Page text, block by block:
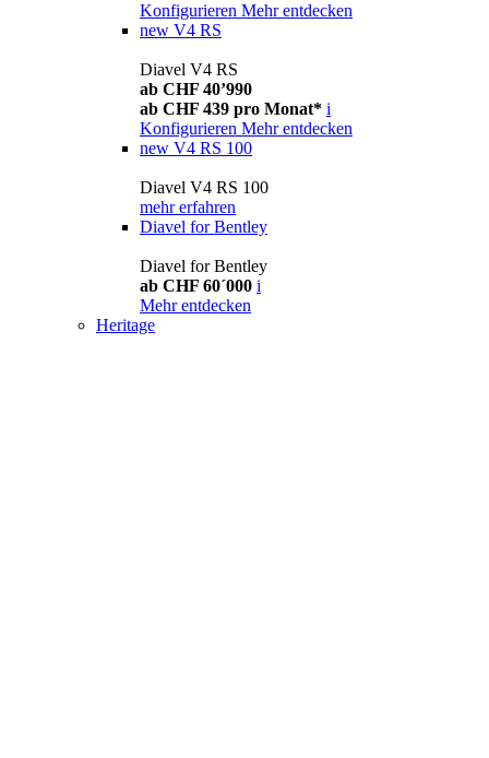
Konfigurieren Mehr entdecken
new V4 RS
Diavel V4 RS
ab CHF 40’990
ab CHF 439 pro Monat* i
Konfigurieren Mehr entdecken
new V4 RS 100
Diavel V4 RS 100
mehr erfahren
Diavel for Bentley
Diavel for Bentley
ab CHF 60´000 i
Mehr entdecken
Heritage